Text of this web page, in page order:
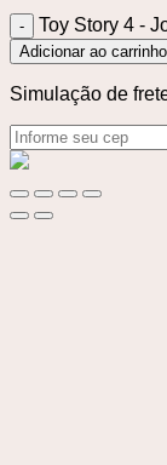
Toy Story 4 -
Adicionar ao carrinho
Simulação de